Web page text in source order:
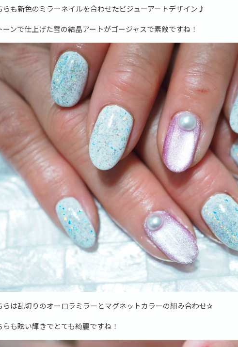
らも新色のミラーネイルを合わせたビジューアートデザイン♪
ーンで仕上げた雪の結晶アートがゴージャスで素敵ですね！
らは乱切りのオーロラミラーとマグネットカラーの組み合わせ✰
らも眩い輝きでとても綺麗ですね！